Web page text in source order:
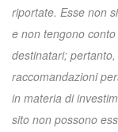
riportate. Esse non
e non tengono
destinatari;
raccomandazioni
in materia di
sito non possono